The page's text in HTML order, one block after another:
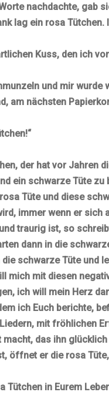
nachdachte, gab
lag ein rosa
Kuss, den ich
und mir
am nächsten
der hat vor Jahren
ein schwarze Tüte zu
Tüte und diese
immer wenn er
traurig ist, so
dann in die
schwarze Tüte und
mich mit diesen
ich will mein Herz
ich Euch berichte,
mit fröhlichen
das ihn
öffnet er die rosa
Tütchen in Eurem